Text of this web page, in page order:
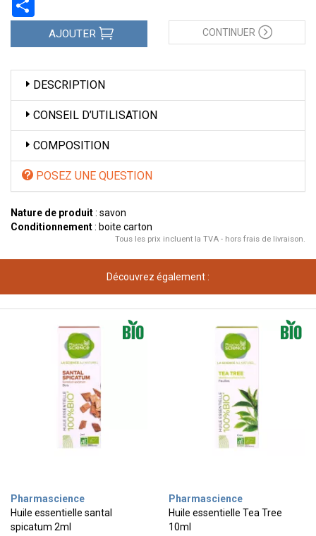
AJOUTER CONTINUER
DESCRIPTION
CONSEIL D’UTILISATION
COMPOSITION
POSEZ UNE QUESTION
Nature de produit: savon
Conditionnement: boite carton
Tous les prix incluent la TVA - hors frais de livraison.
Découvrez également :
Pharmascience
Huile essentielle santal
spicatum 2ml
Pharmascience
Huile essentielle Tea Tree
10ml